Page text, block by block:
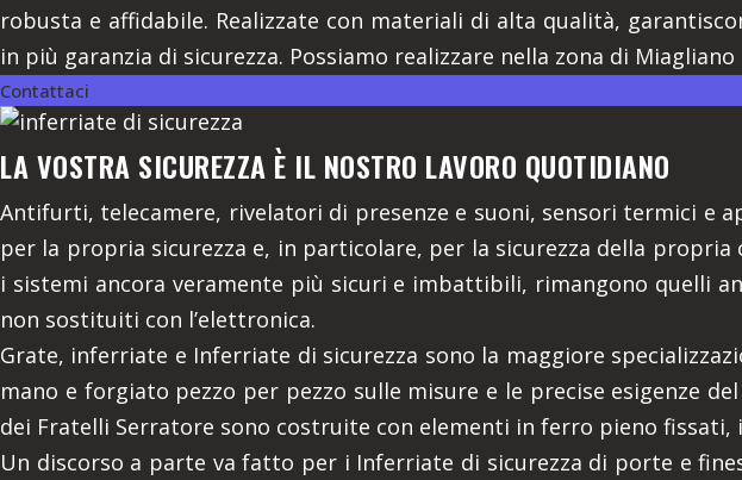
robusta e affidabile. Realizzate con materiali di alta qualità,
in più garanzia di sicurezza. Possiamo realizzare nella zona di
Contattaci
LA VOSTRA SICUREZZA È IL NOSTRO LAVORO QUOTIDIANO
Antifurti, telecamere, rivelatori di presenze e suoni, sensori termici e
per la propria sicurezza e, in particolare, per la sicurezza della
i sistemi ancora veramente più sicuri e imbattibili, rimangono quelli
non sostituiti con l’elettronica.
Grate, inferriate e Inferriate di sicurezza sono la maggiore
mano e forgiato pezzo per pezzo sulle misure e le precise esigenze
dei Fratelli Serratore sono costruite con elementi in ferro pieno
Un discorso a parte va fatto per i Inferriate di sicurezza di porte e